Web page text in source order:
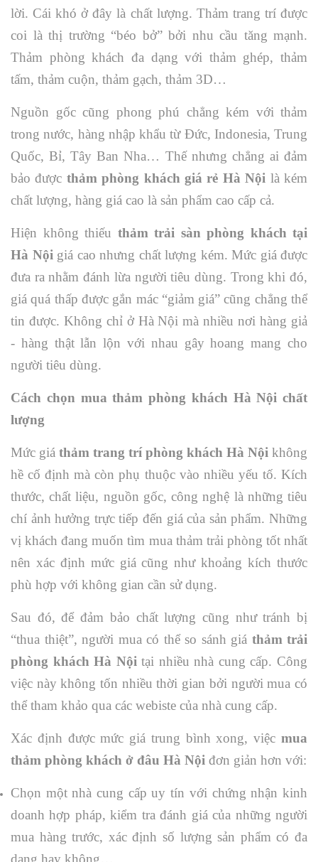
lời. Cái khó ở đây là chất lượng. Thảm trang trí được
coi là thị trường “béo bở” bởi nhu cầu tăng mạnh.
Thảm phòng khách đa dạng với thảm ghép, thảm
tấm, thảm cuộn, thảm gạch, thảm 3D…
Nguồn gốc cũng phong phú chẳng kém với thảm
trong nước, hàng nhập khẩu từ Đức, Indonesia, Trung
Quốc, Bỉ, Tây Ban Nha… Thế nhưng chẳng ai đảm
bảo được thảm phòng khách giá rẻ Hà Nội là kém
chất lượng, hàng giá cao là sản phẩm cao cấp cả.
Hiện không thiếu thảm trải sàn phòng khách tại
Hà Nội giá cao nhưng chất lượng kém. Mức giá được
đưa ra nhằm đánh lừa người tiêu dùng. Trong khi đó,
giá quá thấp được gắn mác “giảm giá” cũng chẳng thể
tin được. Không chỉ ở Hà Nội mà nhiều nơi hàng giả
- hàng thật lẫn lộn với nhau gây hoang mang cho
người tiêu dùng.
Cách chọn mua thảm phòng khách Hà Nội chất
lượng
Mức giá thảm trang trí phòng khách Hà Nội không
hề cố định mà còn phụ thuộc vào nhiều yếu tố. Kích
thước, chất liệu, nguồn gốc, công nghệ là những tiêu
chí ảnh hưởng trực tiếp đến giá của sản phẩm. Những
vị khách đang muốn tìm mua thảm trải phòng tốt nhất
nên xác định mức giá cũng như khoảng kích thước
phù hợp với không gian cần sử dụng.
Sau đó, để đảm bảo chất lượng cũng như tránh bị
“thua thiệt”, người mua có thể so sánh giá thảm trải
phòng khách Hà Nộitại nhiều nhà cung cấp. Công
việc này không tốn nhiều thời gian bởi người mua có
thể tham khảo qua các webiste của nhà cung cấp.
Xác định được mức giá trung bình xong, việc mua
thảm phòng khách ở đâu Hà Nội đơn giản hơn với:
Chọn một nhà cung cấp uy tín với chứng nhận kinh
doanh hợp pháp, kiểm tra đánh giá của những người
mua hàng trước, xác định số lượng sản phẩm có đa
dạng hay không…